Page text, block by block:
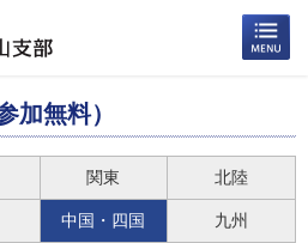
加無料）
関東 北陸
中国・四国 九州